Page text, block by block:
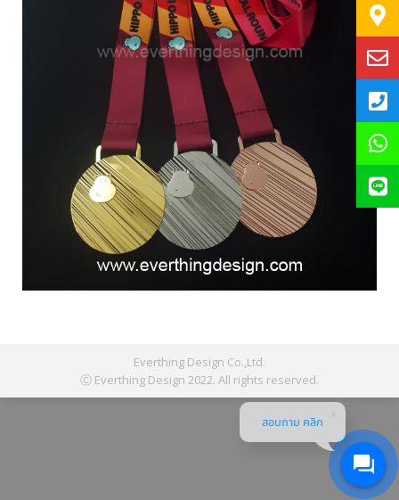
Everthing Design Co.,Ltd.
Ⓒ Everthing Design 2022. All rights reserved.
สอบถาม คลิก